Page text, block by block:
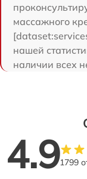
массажного
нашей
наличии всех
4.91799